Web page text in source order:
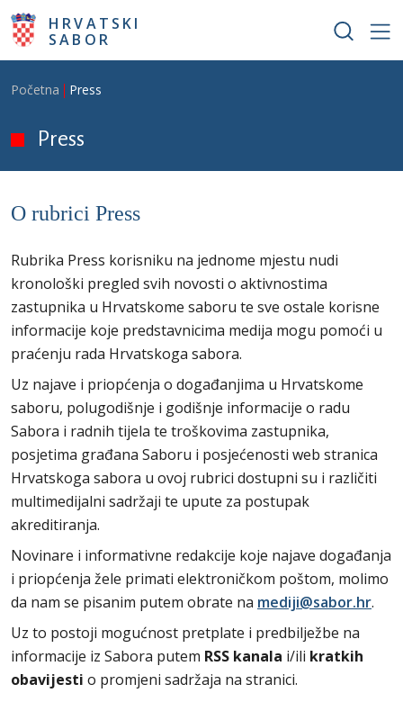
Skoči na glavni sadržaj
HRVATSKI
SABOR
Breadcrumb
Početna Press
Press
O rubrici Press
Rubrika Press korisniku na jednome mjestu nudi
kronološki pregled svih novosti o aktivnostima
zastupnika u Hrvatskome saboru te sve ostale korisne
informacije koje predstavnicima medija mogu pomoći u
praćenju rada Hrvatskoga sabora.
Uz najave i priopćenja o događanjima u Hrvatskome
saboru, polugodišnje i godišnje informacije o radu
Sabora i radnih tijela te troškovima zastupnika,
posjetima građana Saboru i posjećenosti web stranica
Hrvatskoga sabora u ovoj rubrici dostupni su i različiti
multimedijalni sadržaji te upute za postupak
akreditiranja.
Novinare i informativne redakcije koje najave događanja
i priopćenja žele primati elektroničkom poštom, molimo
da nam se pisanim putem obrate na mediji@sabor.hr.
Uz to postoji mogućnost pretplate i predbilježbe na
informacije iz Sabora putem RSS kanala i/ili kratkih
obavijesti o promjeni sadržaja na stranici.